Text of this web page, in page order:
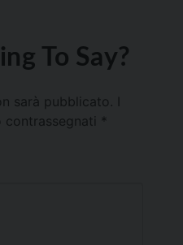
To Say?
sarà pubblicato.
*